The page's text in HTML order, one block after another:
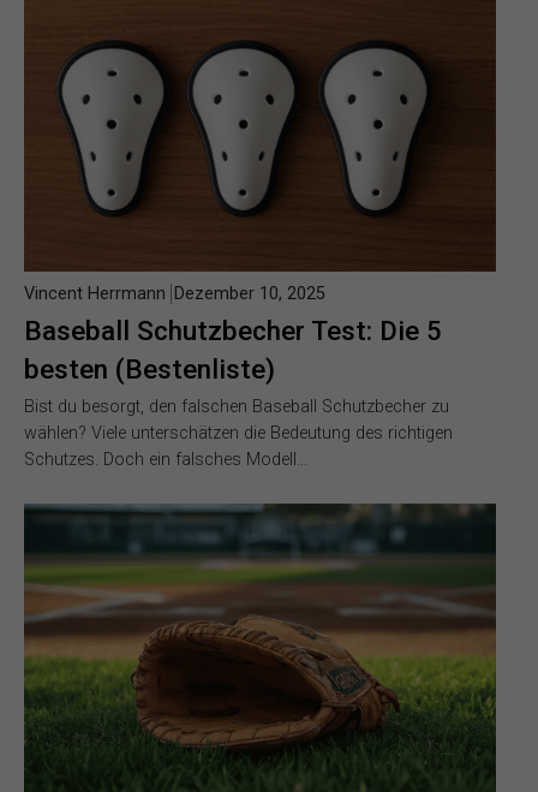
Baseball Schutzbecher Test: Die 5
besten (Bestenliste)
Vincent Herrmann Dezember 10, 2025
Bist du besorgt, den falschen Baseball Schutzbecher zu
wählen? Viele unterschätzen die Bedeutung des richtigen
Schutzes. Doch ein falsches Modell…